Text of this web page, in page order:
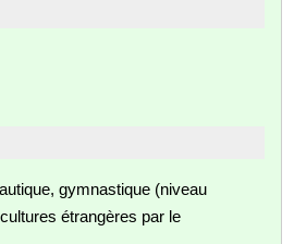
gymnastique (niveau
étrangères par le